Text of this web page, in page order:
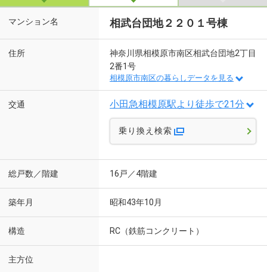
マンション名 相武台団地２２０１号棟
住所
神奈川県相模原市南区相武台団地2丁目
2番1号
相模原市南区の暮らしデータを見る
交通 小田急相模原駅より徒歩で21分
乗り換え検索
総戸数／階建 16戸／4階建
築年月 昭和43年10月
構造 RC（鉄筋コンクリート）
主方位